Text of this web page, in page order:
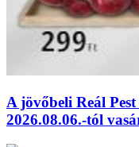
A jövőbeli Reál
2026.08.06.-tól